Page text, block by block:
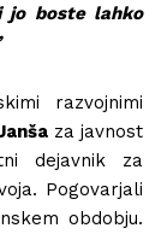
jo boste lahko
razvojnimi
za javnost
dejavnik za
Pogovarjali
obdobju.